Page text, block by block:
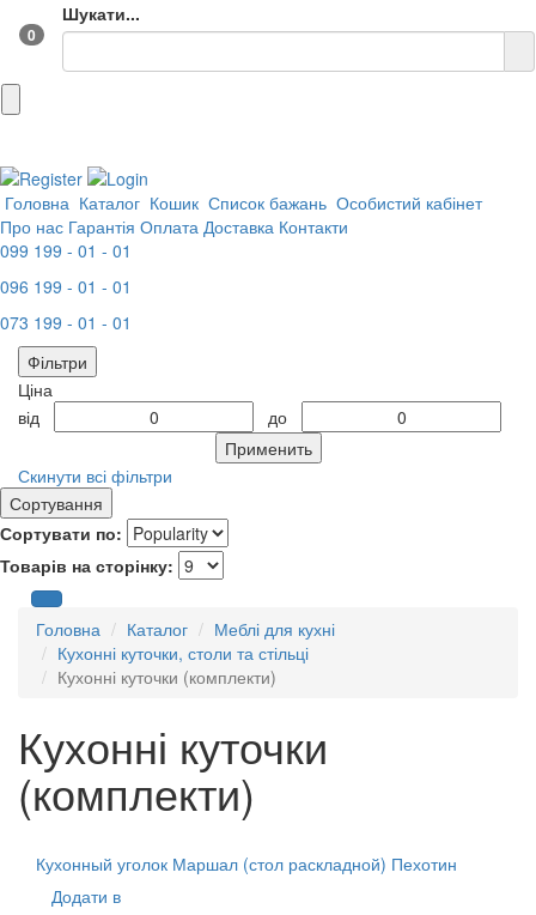
0
Шукати...
Головна Каталог Кошик Список бажань Особистий кабінет
Про нас Гарантія Оплата Доставка Контакти
099 199 - 01 - 01
096 199 - 01 - 01
073 199 - 01 - 01
Фільтри
Ціна
від
до
Применить
Скинути всі фільтри
Сортування
Сортувати по:
Товарів на сторінку:
Головна Каталог
Меблі для кухні
Кухонні куточки, столи та стільці
Кухонні куточки (комплекти)
Кухонні куточки
(комплекти)
Кухонный уголок Маршал (стол раскладной) Пехотин
Додати в